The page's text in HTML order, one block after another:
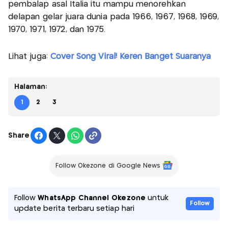
pembalap asal Italia itu mampu menorehkan
delapan gelar juara dunia pada 1966, 1967, 1968, 1969,
1970, 1971, 1972, dan 1975.
Lihat juga: Cover Song Viral! Keren Banget Suaranya
Halaman:
1 2 3
Share
Follow Okezone di Google News
FollowWhatsApp Channel Okezone untuk
update berita terbaru setiap hari
Follow